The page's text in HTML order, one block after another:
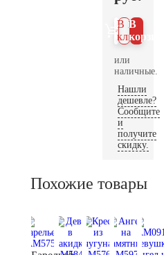
В
В 1
клик
или
наличные.
Нашли
дешевле?
Сообщите
и
получите
скидку.
Похожие товары